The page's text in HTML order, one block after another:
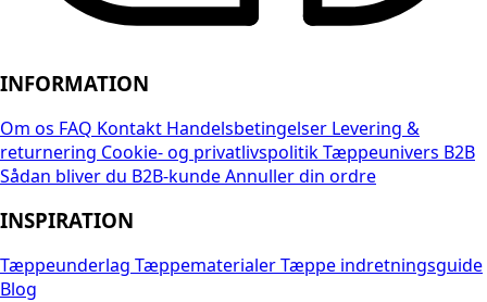
INFORMATION
Om os FAQ Kontakt Handelsbetingelser Levering &
returnering Cookie- og privatlivspolitikTæppeunivers B2B
Sådan bliver du B2B-kundeAnnuller din ordre
INSPIRATION
Tæppeunderlag TæppematerialerTæppe indretningsguide
Blog